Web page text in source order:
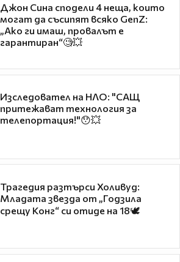
Джон Сина сподели 4 неща, които
могат да съсипят всяко GenZ:
„Ако ги имаш, провалът е
гарантиран“🧐💥
Изследовател на НЛО: "САЩ
притежават технология за
телепортация!"😯💥
Трагедия разтърси Холивуд:
Младата звезда от „Годзила
срещу Конг“ си отиде на 18🕊️